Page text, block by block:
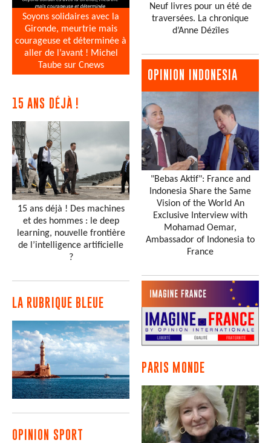
Soyons solidaires avec la
Gironde, meurtrie mais
courageuse et déterminée à
aller de l’avant ! Michel
Taube sur Cnews
15 ANS DÉJÀ !
15 ans déjà ! Des machines
et des hommes : le deep
learning, nouvelle frontière
de l’intelligence artificielle
?
LA RUBRIQUE BLEUE
OPINION SPORT
Neuf livres pour un été de
traversées. La chronique
d’Anne Dézîles
OPINION INDONESIA
"Bebas Aktif": France and
Indonesia Share the Same
Vision of the World An
Exclusive Interview with
Mohamad Oemar,
Ambassador of Indonesia to
France
PARIS MONDE